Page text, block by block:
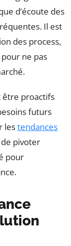
d’écoute des
Il est
des process,
ne pas
être proactifs
futurs
lestendances
de pivoter
pour